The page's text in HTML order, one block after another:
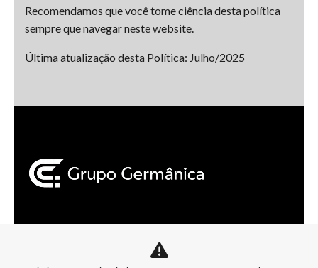
Recomendamos que você tome ciência desta política
sempre que navegar neste website.
Última atualização desta Política: Julho/2025